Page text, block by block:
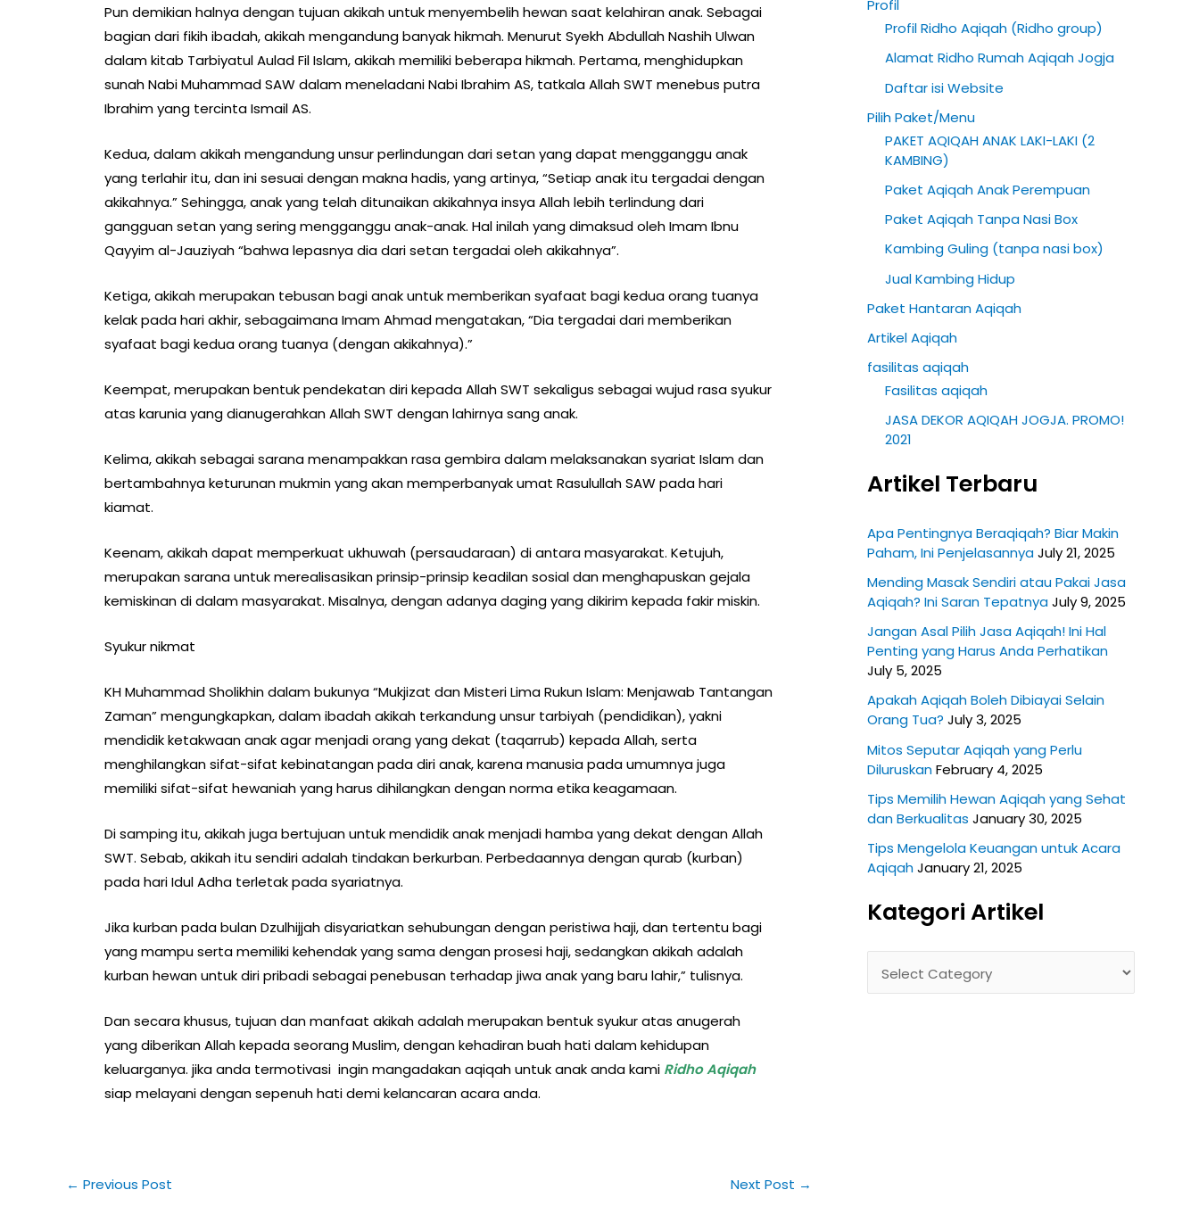
Pun demikian halnya dengan tujuan akikah untuk menyembelih hewan saat kelahiran anak. Sebagai
bagian dari fikih ibadah, akikah mengandung banyak hikmah. Menurut Syekh Abdullah Nashih Ulwan
dalam kitab Tarbiyatul Aulad Fil Islam, akikah memiliki beberapa hikmah. Pertama, menghidupkan
sunah Nabi Muhammad SAW dalam meneladani Nabi Ibrahim AS, tatkala Allah SWT menebus putra
Ibrahim yang tercinta Ismail AS.
Kedua, dalam akikah mengandung unsur perlindungan dari setan yang dapat mengganggu anak
yang terlahir itu, dan ini sesuai dengan makna hadis, yang artinya, “Setiap anak itu tergadai dengan
akikahnya.” Sehingga, anak yang telah ditunaikan akikahnya insya Allah lebih terlindung dari
gangguan setan yang sering mengganggu anak-anak. Hal inilah yang dimaksud oleh Imam Ibnu
Qayyim al-Jauziyah “bahwa lepasnya dia dari setan tergadai oleh akikahnya”.
Ketiga, akikah merupakan tebusan bagi anak untuk memberikan syafaat bagi kedua orang tuanya
kelak pada hari akhir, sebagaimana Imam Ahmad mengatakan, “Dia tergadai dari memberikan
syafaat bagi kedua orang tuanya (dengan akikahnya).”
Keempat, merupakan bentuk pendekatan diri kepada Allah SWT sekaligus sebagai wujud rasa syukur
atas karunia yang dianugerahkan Allah SWT dengan lahirnya sang anak.
Kelima, akikah sebagai sarana menampakkan rasa gembira dalam melaksanakan syariat Islam dan
bertambahnya keturunan mukmin yang akan memperbanyak umat Rasulullah SAW pada hari
kiamat.
Keenam, akikah dapat memperkuat ukhuwah (persaudaraan) di antara masyarakat. Ketujuh,
merupakan sarana untuk merealisasikan prinsip-prinsip keadilan sosial dan menghapuskan gejala
kemiskinan di dalam masyarakat. Misalnya, dengan adanya daging yang dikirim kepada fakir miskin.
Syukur nikmat
KH Muhammad Sholikhin dalam bukunya “Mukjizat dan Misteri Lima Rukun Islam: Menjawab Tantangan
Zaman” mengungkapkan, dalam ibadah akikah terkandung unsur tarbiyah (pendidikan), yakni
mendidik ketakwaan anak agar menjadi orang yang dekat (taqarrub) kepada Allah, serta
menghilangkan sifat-sifat kebinatangan pada diri anak, karena manusia pada umumnya juga
memiliki sifat-sifat hewaniah yang harus dihilangkan dengan norma etika keagamaan.
Di samping itu, akikah juga bertujuan untuk mendidik anak menjadi hamba yang dekat dengan Allah
SWT. Sebab, akikah itu sendiri adalah tindakan berkurban. Perbedaannya dengan qurab (kurban)
pada hari Idul Adha terletak pada syariatnya.
Jika kurban pada bulan Dzulhijjah disyariatkan sehubungan dengan peristiwa haji, dan tertentu bagi
yang mampu serta memiliki kehendak yang sama dengan prosesi haji, sedangkan akikah adalah
kurban hewan untuk diri pribadi sebagai penebusan terhadap jiwa anak yang baru lahir,” tulisnya.
Dan secara khusus, tujuan dan manfaat akikah adalah merupakan bentuk syukur atas anugerah
yang diberikan Allah kepada seorang Muslim, dengan kehadiran buah hati dalam kehidupan
keluarganya. jika anda termotivasi ingin mangadakan aqiqah untuk anak anda kami Ridho Aqiqah
siap melayani dengan sepenuh hati demi kelancaran acara anda.
← Previous Post Next Post →
c
r
Profil
Profil Ridho Aqiqah (Ridho group)
Alamat Ridho Rumah Aqiqah Jogja
Daftar isi Website
Pilih Paket/Menu
PAKET AQIQAH ANAK LAKI-LAKI (2
KAMBING)
Paket Aqiqah Anak Perempuan
Paket Aqiqah Tanpa Nasi Box
Kambing Guling (tanpa nasi box)
Jual Kambing Hidup
Paket Hantaran Aqiqah
Artikel Aqiqah
fasilitas aqiqah
Fasilitas aqiqah
JASA DEKOR AQIQAH JOGJA. PROMO!
2021
Artikel Terbaru
Apa Pentingnya Beraqiqah? Biar Makin
Paham, Ini PenjelasannyaJuly 21, 2025
Mending Masak Sendiri atau Pakai Jasa
Aqiqah? Ini Saran TepatnyaJuly 9, 2025
Jangan Asal Pilih Jasa Aqiqah! Ini Hal
Penting yang Harus Anda Perhatikan
July 5, 2025
Apakah Aqiqah Boleh Dibiayai Selain
Orang Tua? July 3, 2025
Mitos Seputar Aqiqah yang Perlu
DiluruskanFebruary 4, 2025
Tips Memilih Hewan Aqiqah yang Sehat
dan Berkualitas January 30, 2025
Tips Mengelola Keuangan untuk Acara
AqiqahJanuary 21, 2025
Kategori Artikel